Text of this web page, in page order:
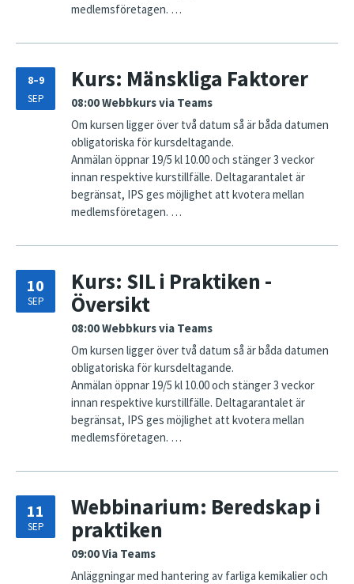
medlemsföretagen. …
8–9
SEP
Kurs: Mänskliga Faktorer
08:00Webbkurs via Teams
Om kursen ligger över två datum så är båda datumen
obligatoriska för kursdeltagande.
Anmälan öppnar 19/5 kl 10.00 och stänger 3 veckor
innan respektive kurstillfälle. Deltagarantalet är
begränsat, IPS ges möjlighet att kvotera mellan
medlemsföretagen. …
10
SEP
Kurs: SIL i Praktiken -
Översikt
08:00Webbkurs via Teams
Om kursen ligger över två datum så är båda datumen
obligatoriska för kursdeltagande.
Anmälan öppnar 19/5 kl 10.00 och stänger 3 veckor
innan respektive kurstillfälle. Deltagarantalet är
begränsat, IPS ges möjlighet att kvotera mellan
medlemsföretagen. …
11
SEP
Webbinarium: Beredskap i
praktiken
09:00Via Teams
Anläggningar med hantering av farliga kemikalier och